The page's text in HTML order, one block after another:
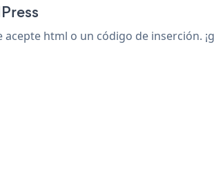
html o un código de inserción.